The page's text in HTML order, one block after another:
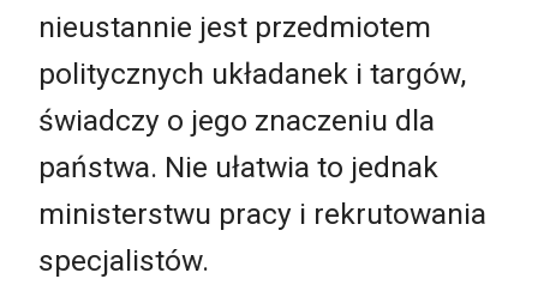
nieustannie jest przedmiotem
politycznych układanek i targów,
świadczy o jego znaczeniu dla
państwa. Nie ułatwia to jednak
ministerstwu pracy i rekrutowania
specjalistów.